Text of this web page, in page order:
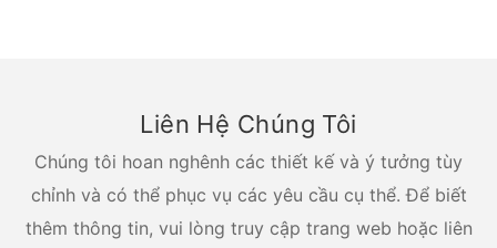
Liên Hệ Chúng Tôi
Chúng tôi hoan nghênh các thiết kế và ý tưởng tùy
chỉnh và có thể phục vụ các yêu cầu cụ thể. Để biết
thêm thông tin, vui lòng truy cập trang web hoặc liên